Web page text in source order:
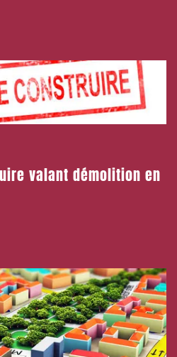
valant démolition en
politique de confidentialité